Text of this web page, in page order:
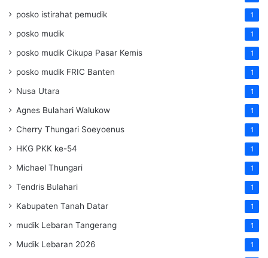
posko istirahat pemudik 1
posko mudik 1
posko mudik Cikupa Pasar Kemis 1
posko mudik FRIC Banten 1
Nusa Utara 1
Agnes Bulahari Walukow 1
Cherry Thungari Soeyoenus 1
HKG PKK ke-54 1
Michael Thungari 1
Tendris Bulahari 1
Kabupaten Tanah Datar 1
mudik Lebaran Tangerang 1
Mudik Lebaran 2026 1